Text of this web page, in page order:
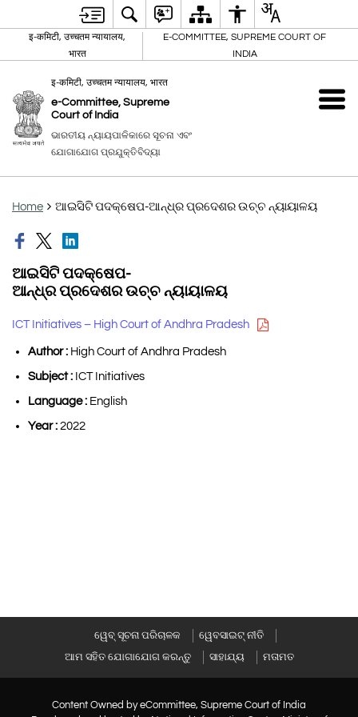
इ-कमिटी, उच्चतम न्यायालय,
भारत
E-COMMITTEE, SUPREME COURT OF
INDIA
इ-कमिटी, उच्चतम न्यायालय, भारत
e-Committee, Supreme
Court of India
ଭାରତୀୟ ନ୍ୟାୟପାଳିକାରେ ସୂଚନା ଏବଂ
ଯୋଗାଯୋଗ ପ୍ରଯୁକ୍ତିବିଦ୍ୟା
Home ଆଇସିଟି ପଦକ୍ଷେପ-ଆନ୍ଧ୍ର ପ୍ରଦେଶର ଉଚ୍ଚ ନ୍ୟାୟାଳୟ
ଆଇସିଟି ପଦକ୍ଷେପ-
ଆନ୍ଧ୍ର ପ୍ରଦେଶର ଉଚ୍ଚ ନ୍ୟାୟାଳୟ
ICT Initiatives – High Court of Andhra Pradesh
Author : High Court of Andhra Pradesh
Subject : ICT Initiatives
Language : English
Year : 2022
ୱେବ୍ ସୂଚନା ପରିଚାଳକ
ୱେବସାଇଟ୍ ନୀତି
ଆମ ସହିତ ଯୋଗାଯୋଗ କରନ୍ତୁ
ସାହାଯ୍ୟ ମତାମତ
Content Owned by eCommittee, Supreme Court of India